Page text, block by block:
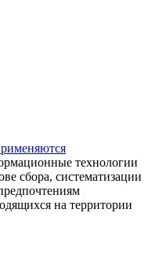
технологии
сбора, систематизации
на территории